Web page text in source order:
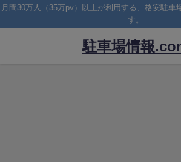
月間30万人（35万pv）以上が利用する、格安駐車
す。
駐車場情報